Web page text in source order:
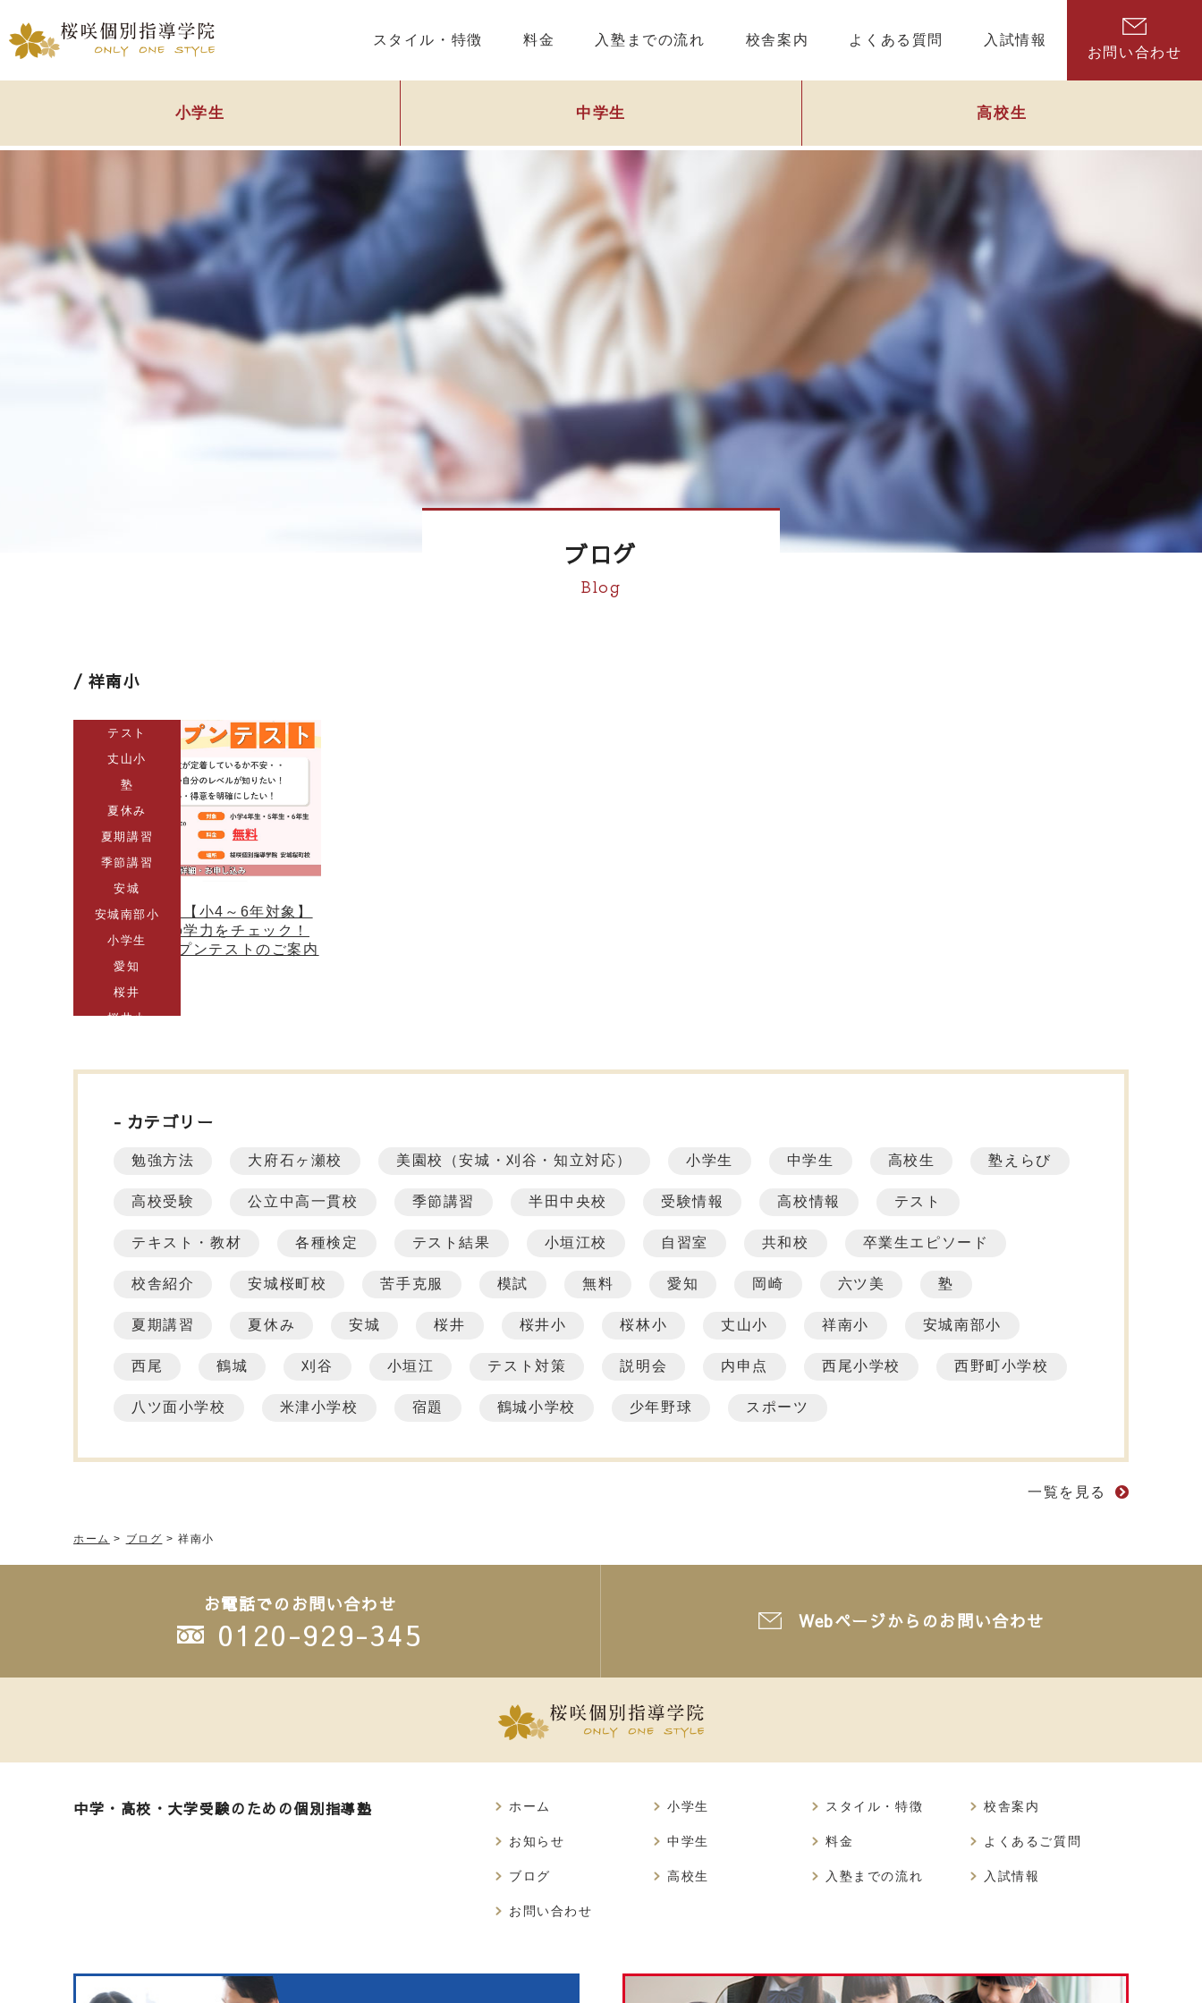
スタイル・特徴 料金 入塾までの流れ 校舎案内 よくある質問
入試情報
お問い合わせ
小学生 中学生 高校生
ブログ
Blog
祥南小
テスト
丈山小
塾
夏休み
夏期講習
季節講習
安城
安城南部小
小学生
愛知
桜井
桜井小
模試
祥南小
【安城桜井校】【小4～6年対象】
夏休み前に今の学力をチェック！
第1回小学オープンテストのご案内
2026.05.29
カテゴリー
勉強方法 大府石ヶ瀬校 美園校（安城・刈谷・知立対応） 小学生 中学生 高校生 塾えらび
高校受験 公立中高一貫校 季節講習 半田中央校 受験情報 高校情報 テスト
テキスト・教材 各種検定 テスト結果 小垣江校 自習室 共和校 卒業生エピソード
校舎紹介 安城桜町校 苦手克服 模試 無料 愛知 岡崎 六ツ美 塾
夏期講習 夏休み 安城 桜井 桜井小 桜林小 丈山小 祥南小 安城南部小
西尾 鶴城 刈谷 小垣江 テスト対策 説明会 内申点 西尾小学校 西野町小学校
八ツ面小学校 米津小学校 宿題 鶴城小学校 少年野球 スポーツ
一覧を見る
ホーム > ブログ >祥南小
お電話でのお問い合わせ
0120-929-345 Webページからのお問い合わせ
中学・高校・大学受験のための個別指導塾 ホーム
お知らせ
ブログ
お問い合わせ
小学生
中学生
高校生
スタイル・特徴
料金
入塾までの流れ
校舎案内
よくあるご質問
入試情報